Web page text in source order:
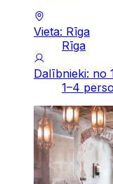
Vieta: Rīga
Rīga
Dalībnieki: no
1–4